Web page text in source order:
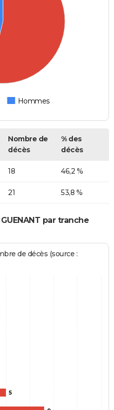
Hommes
Nombre de
décès
% des
décès
18 46,2 %
21 53,8 %
par tranche
de décès (source :
5